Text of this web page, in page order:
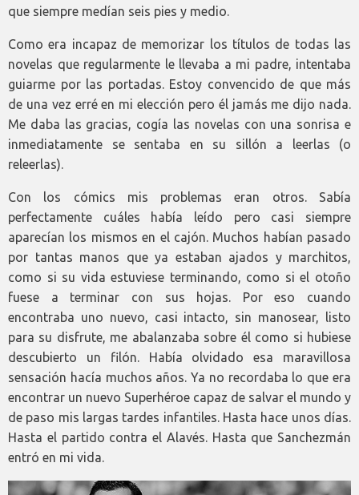
que siempre medían seis pies y medio.
Como era incapaz de memorizar los títulos de todas las
novelas que regularmente le llevaba a mi padre, intentaba
guiarme por las portadas. Estoy convencido de que más
de una vez erré en mi elección pero él jamás me dijo nada.
Me daba las gracias, cogía las novelas con una sonrisa e
inmediatamente se sentaba en su sillón a leerlas (o
releerlas).
Con los cómics mis problemas eran otros. Sabía
perfectamente cuáles había leído pero casi siempre
aparecían los mismos en el cajón. Muchos habían pasado
por tantas manos que ya estaban ajados y marchitos,
como si su vida estuviese terminando, como si el otoño
fuese a terminar con sus hojas. Por eso cuando
encontraba uno nuevo, casi intacto, sin manosear, listo
para su disfrute, me abalanzaba sobre él como si hubiese
descubierto un filón. Había olvidado esa maravillosa
sensación hacía muchos años. Ya no recordaba lo que era
encontrar un nuevo Superhéroe capaz de salvar el mundo y
de paso mis largas tardes infantiles. Hasta hace unos días.
Hasta el partido contra el Alavés. Hasta que Sanchezmán
entró en mi vida.